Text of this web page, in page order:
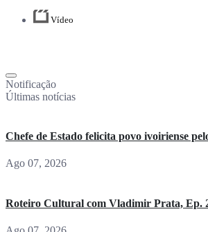
Vídeo
Notificação
Últimas notícias
Chefe de Estado felicita povo ivoiriense
Ago 07, 2026
Roteiro Cultural com Vladimir Prata, Ep.